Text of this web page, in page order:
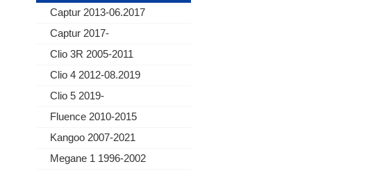
Captur 2013-06.2017
Captur 2017-
Clio 3R 2005-2011
Clio 4 2012-08.2019
Clio 5 2019-
Fluence 2010-2015
Kangoo 2007-2021
Megane 1 1996-2002